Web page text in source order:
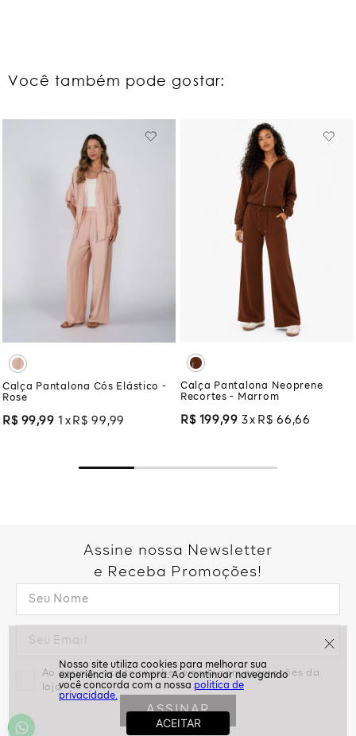
politíca de
privacidade.
Você também pode gostar:
Calça Pantalona Cós Elástico -
Rose
R$ 99,99 1 R$ 99 ,99
Calça Pantalona Neoprene
Recortes - Marrom
R$ 199,99 3 R$ 66 ,66
Assine nossa Newsletter
e Receba Promoções!
Ao assinar, aceito receber emails com promoções da
loja
ASSINAR